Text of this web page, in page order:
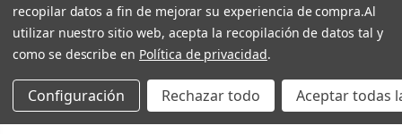
recopilar datos a fin de mejorar su experiencia de compra.Al
utilizar nuestro sitio web, acepta la recopilación de datos tal y
como se describe en Política de privacidad.
Configuración Rechazar todo Aceptar todas